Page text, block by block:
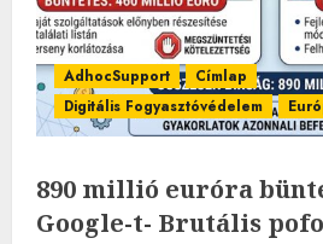
AdhocSupport
Címlap
Digitális Fogyasztóvédelem
890 millió euróra
Google-t- Brutális